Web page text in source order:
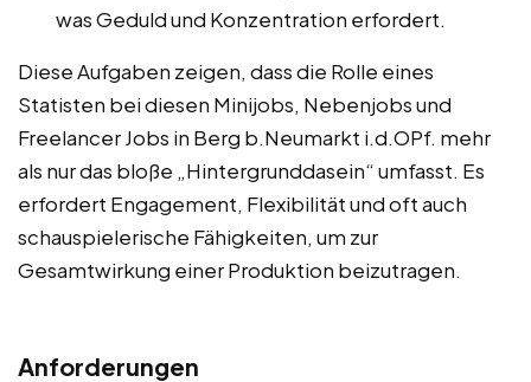
was Geduld und Konzentration erfordert.
Diese Aufgaben zeigen, dass die Rolle eines
Statisten bei diesen Minijobs, Nebenjobs und
Freelancer Jobs in Berg b.Neumarkt i.d.OPf. mehr
als nur das bloße „Hintergrunddasein“ umfasst. Es
erfordert Engagement, Flexibilität und oft auch
schauspielerische Fähigkeiten, um zur
Gesamtwirkung einer Produktion beizutragen.
Anforderungen